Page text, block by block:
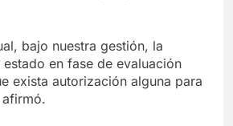
bajo nuestra gestión, la
en fase de evaluación
exista autorización alguna para